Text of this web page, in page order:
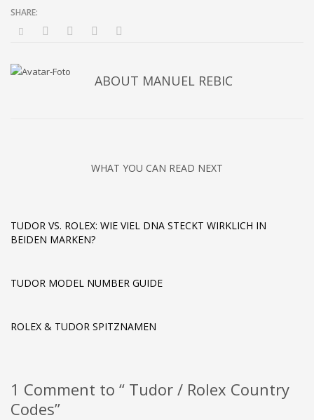
ABOUT MANUEL REBIC
WHAT YOU CAN READ NEXT
TUDOR VS. ROLEX: WIE VIEL DNA STECKT WIRKLICH IN
BEIDEN MARKEN?
TUDOR MODEL NUMBER GUIDE
ROLEX & TUDOR SPITZNAMEN
1 Comment to “ Tudor / Rolex Country
Codes”